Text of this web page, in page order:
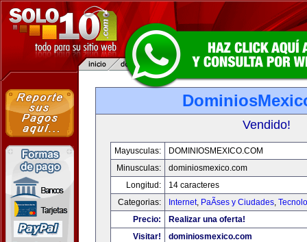
Vendido!
Mayusculas:
DOMINIOSMEXICO.COM
Minusculas:
dominiosmexico.com
Longitud:
14 caracteres
Categorias:
Internet, PaÃ­ses y Ciudades,
Precio:
Realizar una oferta!
Visitar!
dominiosmexico.com